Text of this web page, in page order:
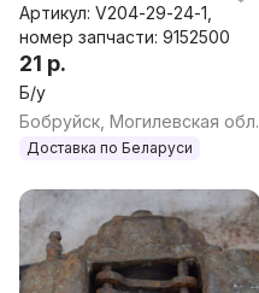
Артикул: V204-29-24-1,
номер запчасти: 9152500
21 р.
Б/у
Бобруйск, Могилевская обл.
Доставка по Беларуси